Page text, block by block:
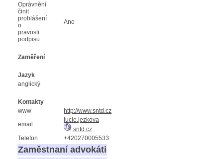
Oprávnění
činit
prohlášení
o
pravosti
podpisu
Ano
Zaměření
Jazyk
anglický
Kontakty
www
http://www.sntd.cz
email
lucie.jezkova
sntd.cz
Telefon
+420270005533
Zaměstnaní advokáti